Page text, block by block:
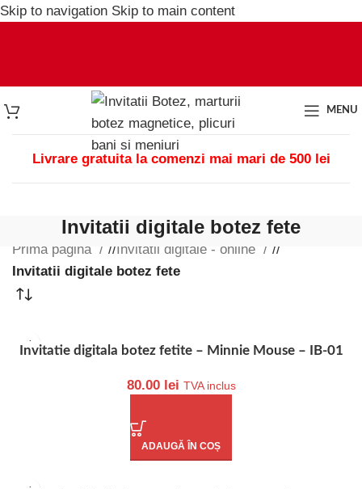
Skip to navigation Skip to main content
MENU
Livrare gratuita la comenzi mai mari de 500 lei
Invitatii digitale botez fete
Prima pagină / Invitatii digitale - online
/
Invitatii digitale botez fete
Invitatie digitala botez fetite – Minnie Mouse – IB-01
80.00 lei TVA inclus
ADAUGĂ ÎN COȘ